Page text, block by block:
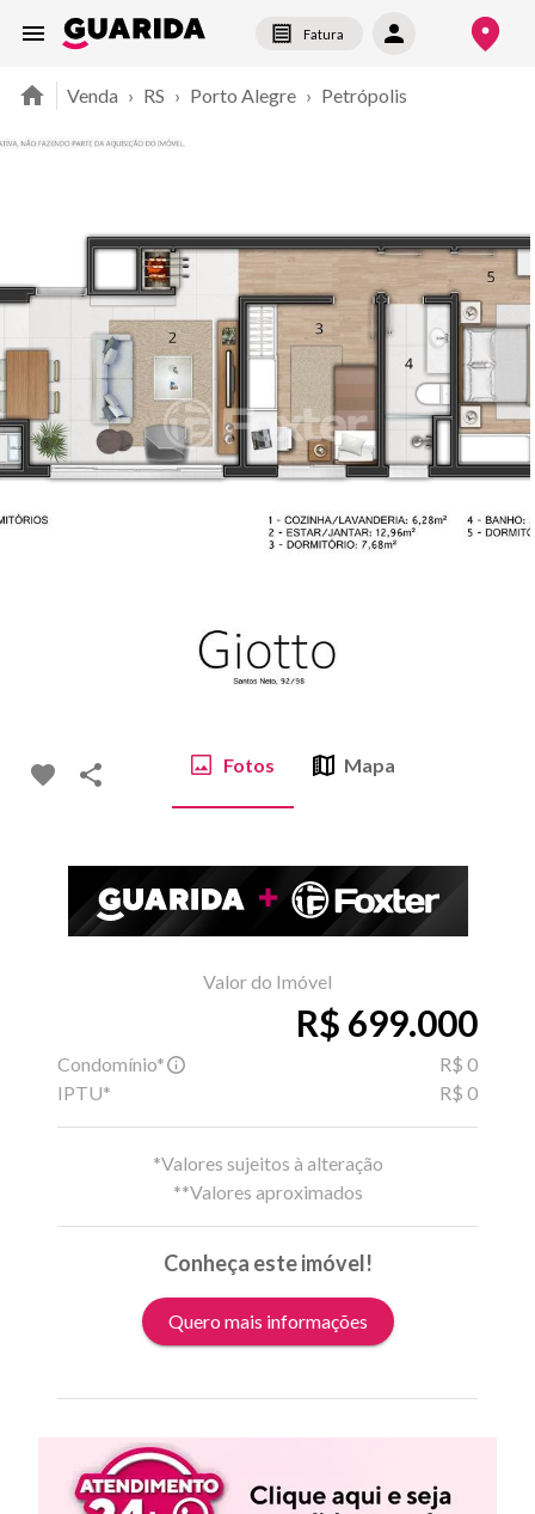
Fatura
Venda › RS › Porto Alegre › Petrópolis
Fotos Mapa
Valor do Imóvel
R$ 699.000
Condomínio*
R$ 0
IPTU*
R$ 0
*Valores sujeitos à alteração
**Valores aproximados
Conheça este imóvel!
Quero mais informações